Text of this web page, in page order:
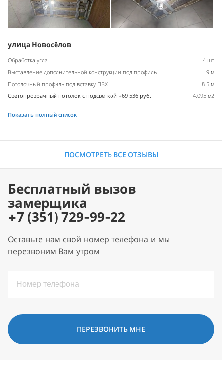
улица Новосёлов
Обработка угла
4 шт
Выставление дополнительной конструкции под профиль
9 м
Потолочный профиль под вставку ПВХ
8.5 м
Светопрозрачный потолок с подсветкой +69 536 руб.
4.095 м2
Показать полный список
ПОСМОТРЕТЬ ВСЕ ОТЗЫВЫ
Бесплатный вызов
замерщика
+7 (351) 729-99-22
Оставьте нам свой номер телефона и мы
перезвоним Вам утром
ПЕРЕЗВОНИТЬ МНЕ